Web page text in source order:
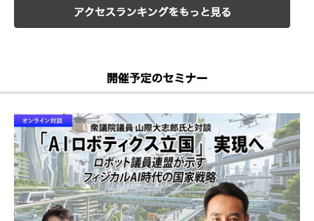
アクセスランキングをもっと見る
開催予定のセミナー